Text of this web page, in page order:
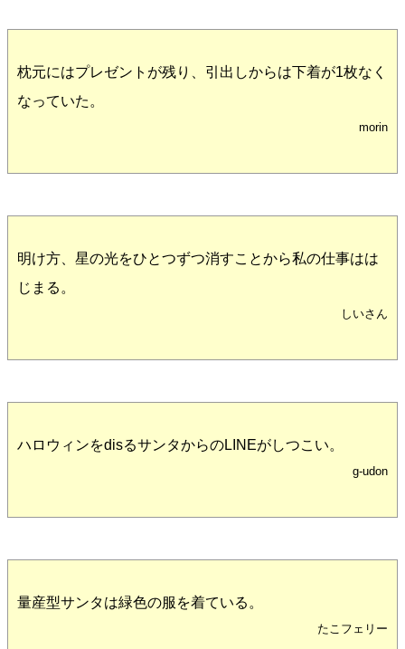
枕元にはプレゼントが残り、引出しからは下着が1枚なく
なっていた。
morin
明け方、星の光をひとつずつ消すことから私の仕事はは
じまる。
しいさん
ハロウィンをdisるサンタからのLINEがしつこい。
g-udon
量産型サンタは緑色の服を着ている。
たこフェリー